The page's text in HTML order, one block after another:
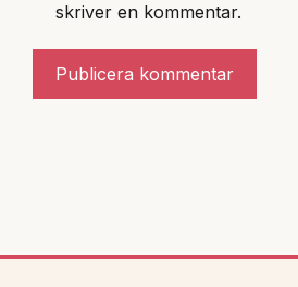
skriver en kommentar.